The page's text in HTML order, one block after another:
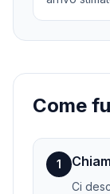
Come
1
Ci